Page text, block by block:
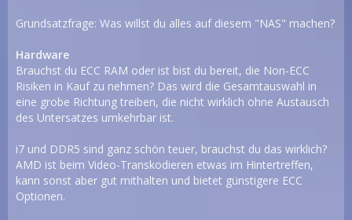
Grundsatzfrage: Was willst du alles auf diesem "NAS" machen?
Hardware
Brauchst du ECC RAM oder ist bist du bereit, die Non-ECC
Risiken in Kauf zu nehmen? Das wird die Gesamtauswahl in
eine grobe Richtung treiben, die nicht wirklich ohne Austausch
des Untersatzes umkehrbar ist.
i7 und DDR5 sind ganz schön teuer, brauchst du das wirklich?
AMD ist beim Video-Transkodieren etwas im Hintertreffen,
kann sonst aber gut mithalten und bietet günstigere ECC
Optionen.